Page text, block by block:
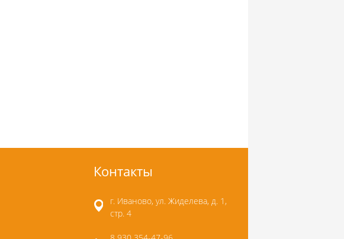
Контакты
г. Иваново, ул. Жиделева, д. 1,
стр. 4